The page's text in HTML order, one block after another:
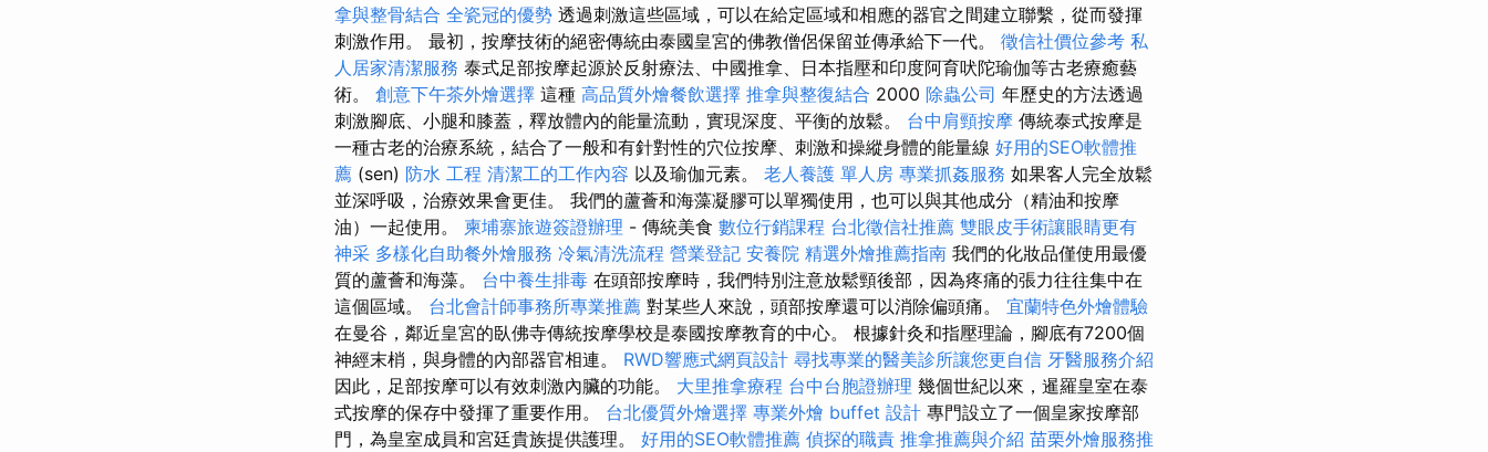
拿與整骨結合 全瓷冠的優勢 透過刺激這些區域，可以在給定區域和相應的器官之間建立聯繫，從而發揮
刺激作用。 最初，按摩技術的絕密傳統由泰國皇宮的佛教僧侶保留並傳承給下一代。 徵信社價位參考 私
人居家清潔服務 泰式足部按摩起源於反射療法、中國推拿、日本指壓和印度阿育吠陀瑜伽等古老療癒藝
術。 創意下午茶外燴選擇 這種 高品質外燴餐飲選擇 推拿與整復結合 2000 除蟲公司 年歷史的方法透過
刺激腳底、小腿和膝蓋，釋放體內的能量流動，實現深度、平衡的放鬆。 台中肩頸按摩 傳統泰式按摩是
一種古老的治療系統，結合了一般和有針對性的穴位按摩、刺激和操縱身體的能量線 好用的SEO軟體推
薦 (sen) 防水 工程 清潔工的工作內容 以及瑜伽元素。 老人養護 單人房 專業抓姦服務 如果客人完全放鬆
並深呼吸，治療效果會更佳。 我們的蘆薈和海藻凝膠可以單獨使用，也可以與其他成分（精油和按摩
油）一起使用。 柬埔寨旅遊簽證辦理 - 傳統美食 數位行銷課程 台北徵信社推薦 雙眼皮手術讓眼睛更有
神采 多樣化自助餐外燴服務 冷氣清洗流程 營業登記 安養院 精選外燴推薦指南 我們的化妝品僅使用最優
質的蘆薈和海藻。 台中養生排毒 在頭部按摩時，我們特別注意放鬆頸後部，因為疼痛的張力往往集中在
這個區域。 台北會計師事務所專業推薦 對某些人來說，頭部按摩還可以消除偏頭痛。 宜蘭特色外燴體驗
在曼谷，鄰近皇宮的臥佛寺傳統按摩學校是泰國按摩教育的中心。 根據針灸和指壓理論，腳底有7200個
神經末梢，與身體的內部器官相連。 RWD響應式網頁設計 尋找專業的醫美診所讓您更自信 牙醫服務介紹
因此，足部按摩可以有效刺激內臟的功能。 大里推拿療程 台中台胞證辦理 幾個世紀以來，暹羅皇室在泰
式按摩的保存中發揮了重要作用。 台北優質外燴選擇 專業外燴 buffet 設計 專門設立了一個皇家按摩部
門，為皇室成員和宮廷貴族提供護理。 好用的SEO軟體推薦 偵探的職責 推拿推薦與介紹 苗栗外燴服務推